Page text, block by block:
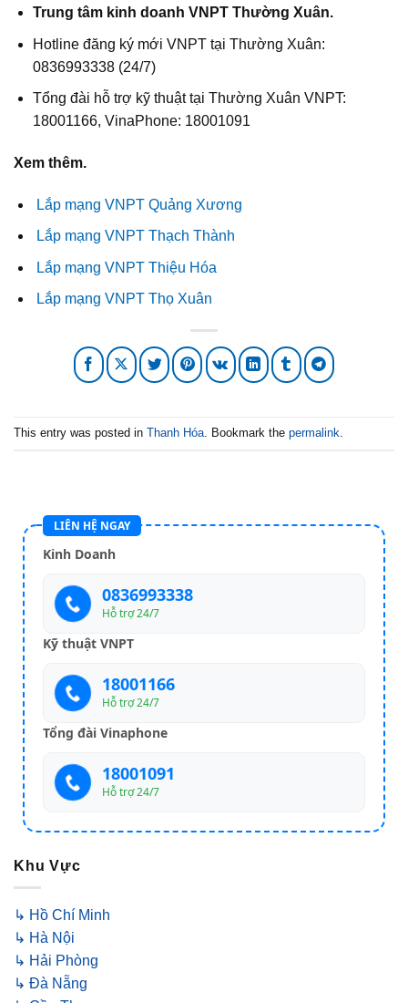
Trung tâm kinh doanh VNPT Thường Xuân.
Hotline đăng ký mới VNPT tại Thường Xuân:
0836993338 (24/7)
Tổng đài hỗ trợ kỹ thuật tại Thường Xuân VNPT:
18001166, VinaPhone: 18001091
Xem thêm.
Lắp mạng VNPT Quảng Xương
Lắp mạng VNPT Thạch Thành
Lắp mạng VNPT Thiệu Hóa
Lắp mạng VNPT Thọ Xuân
This entry was posted in Thanh Hóa . Bookmark the permalink
LIÊN HỆ NGAY
Kinh Doanh
0836993338
Hỗ trợ 24/7
Kỹ thuật VNPT
18001166
Hỗ trợ 24/7
Tổng đài Vinaphone
18001091
Hỗ trợ 24/7
Khu Vực
↳ Hồ Chí Minh
↳ Hà Nội
↳ Hải Phòng
↳ Đà Nẵng